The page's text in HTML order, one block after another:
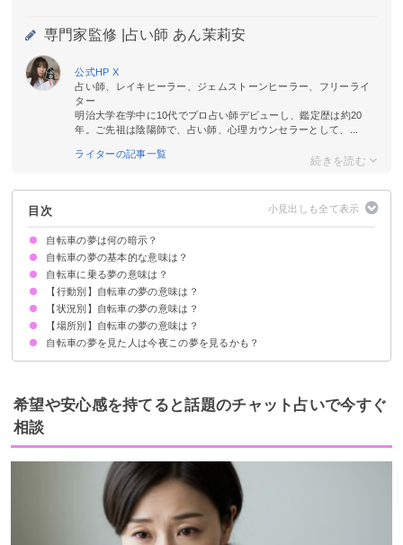
専門家監修 | 占い師 あん茉莉安
公式HP X
占い師、レイキヒーラー、ジェムストーンヒーラー、フリーライ
ター
明治大学在学中に10代でプロ占い師デビューし、鑑定歴は約20
年。ご先祖は陰陽師で、占い師、心理カウンセラーとして、...
ライターの記事一覧
目次
自転車の夢は何の暗示？
自転車の夢の基本的な意味は？
周囲との調和・バランスを暗示
行動/状況/場所で意味が決まる
自転車に乗る夢の意味は？
スムーズに乗っているなら【吉夢】
乗っていてトラブルが起こったなら【警告夢】
【行動別】自転車の夢の意味は？
自転車を漕ぐ夢【吉夢】
自転車がパンクする夢【警告夢】
自転車のパンクを修理する夢【吉夢】
自転車で逃げる夢【警告夢】
自転車でスピードを出す夢【吉夢】
自転車を押して歩く夢【吉夢】
自転車を自転車置き場に停める夢【吉夢】
自転車を探す夢【吉夢】
自転車を買う夢【吉夢】
自転車で旅する夢【吉夢】
自転車を洗う夢【吉夢】
【状況別】自転車の夢の意味は？
自転車に乗っている人を見る夢【吉夢】
自転車が盗まれる夢【吉夢】
自転車が壊れる夢【警告夢】
自転車を漕いでも進まない夢【警告夢】
自転車で二人乗りする夢【吉夢】
自転車がなくなる夢【警告夢】
自転車で事故する夢【警告夢】
自転車のサドルが高い夢【警告夢】
自転車で転ぶ夢【警告夢】
自転車のタイヤに空気がない夢【警告夢】
自転車に上手く乗れない夢【警告夢】
自転車のブレーキが効かない夢【警告夢】
自転車のペダルが軽い夢【吉夢】
【場所別】自転車の夢の意味は？
自転車で坂道を登る夢【吉夢】
自転車で坂道を下る夢【吉夢】
自転車で高いところから落ちる夢【警告夢】
自転車で高速道路を走る夢【吉夢】
自転車で橋を渡る夢【吉夢】
自転車で混んでいる街を走る夢【吉夢】
自転車の夢を見た人は今夜この夢を見るかも？
バスの夢
教室の夢
行列の夢
希望や安心感を持てると話題のチャット占いで今すぐ
相談